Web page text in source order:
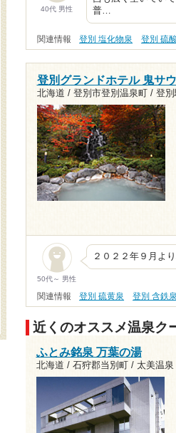
40代 男性
普…
関連情報 登別 塩化物泉 登別 硫
登別グランドホテル 鬼サ
北海道 / 登別市登別温泉町 / 登
50代～ 男性
２０２２年９月よ
関連情報 登別 硫黄泉 登別 含鉄
近くのオススメ温泉ク
ふとみ銘泉 万葉の湯
北海道 / 石狩郡当別町 / 太美温泉